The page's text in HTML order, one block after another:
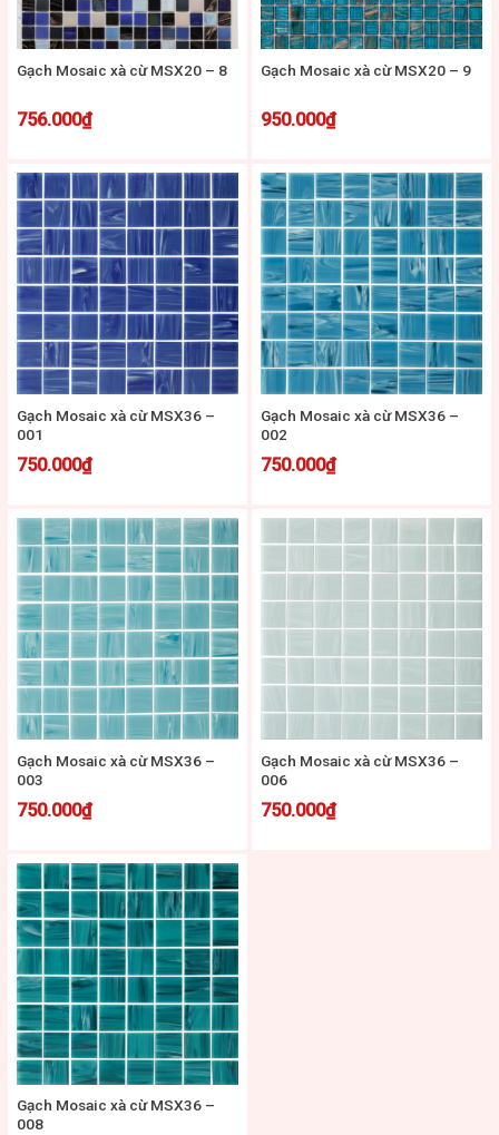
Gạch Mosaic xà cừ MSX20 – 8
756.000₫
Gạch Mosaic xà cừ MSX20 – 9
950.000₫
Gạch Mosaic xà cừ MSX36 –
001
750.000₫
Gạch Mosaic xà cừ MSX36 –
002
750.000₫
Gạch Mosaic xà cừ MSX36 –
003
750.000₫
Gạch Mosaic xà cừ MSX36 –
006
750.000₫
Gạch Mosaic xà cừ MSX36 –
008